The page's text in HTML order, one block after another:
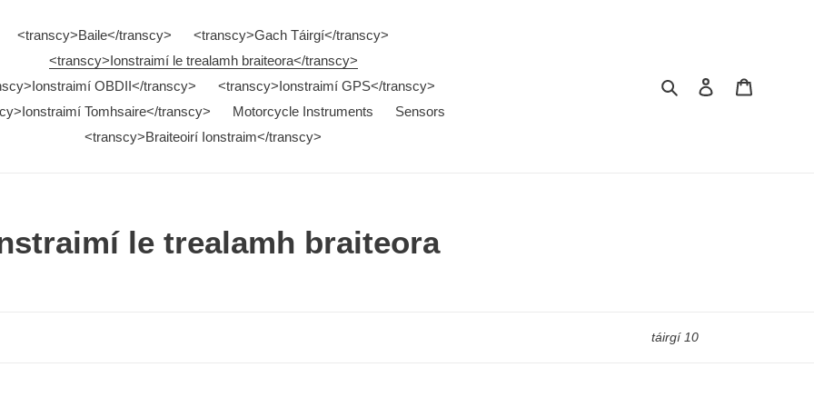
<transcy>Baile</transcy>
<transcy>Gach Táirgí</transcy>
<transcy>Ionstraimí le trealamh braiteora</transcy>
OBDII</transcy>
<transcy>Ionstraimí GPS</transcy>
Tomhsaire</transcy>
Motorcycle Instruments
Sensors
<transcy>Braiteoirí Ionstraim</transcy>
Search Log in
le trealamh braiteora
táirgí 10